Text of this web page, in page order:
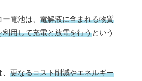
電池は、 電解液に含まれる物質
利用して充電と放電を行うという
更なるコスト削減やエネルギー